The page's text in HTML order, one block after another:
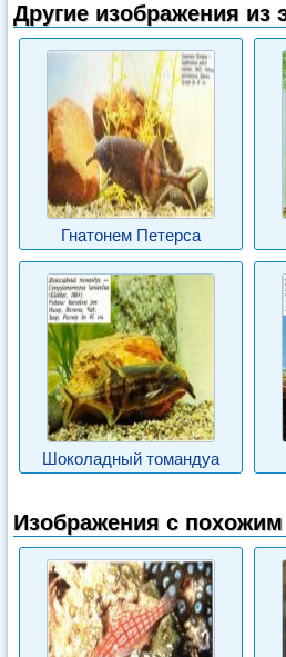
Другие изображения из
Гнатонем Петерса
Шоколадный томандуа
Изображения с